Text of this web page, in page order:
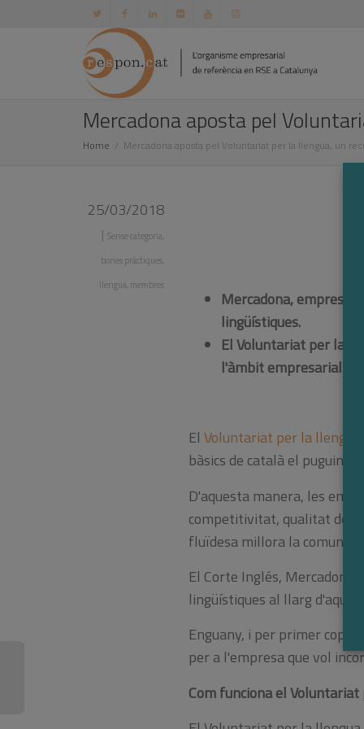
Mercadona aposta pel
Home Mercadona aposta pel Voluntariat per la llengua, un
25/03/2018
| Sense categoria
bones pràctiques
llengua membres
Mercadona, empresa
lingüístiques.
El Voluntariat per la
l'àmbit empresarial.
El Voluntariat per la llengua
bàsics de català el puguin
D'aquesta manera, les
competitivitat, qualitat de
fluïdesa millora la
El Corte Inglés,
lingüístiques al llarg
Enguany, i per primer cop,
per a l'empresa que vol
Com funciona el